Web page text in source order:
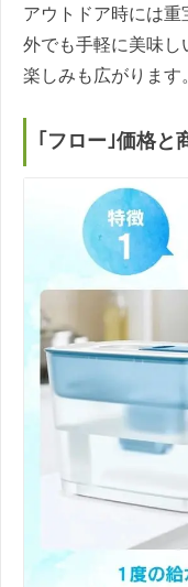
アウトドア時には重
外でも手軽に美味し
楽しみも広がります
｢フロー｣価格と